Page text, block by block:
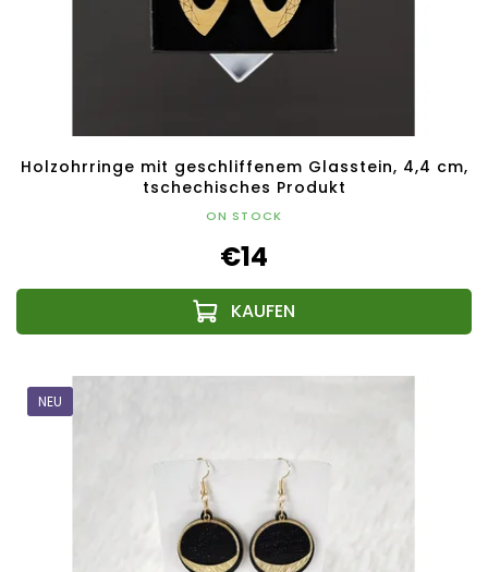
Holzohrringe mit geschliffenem Glasstein, 4,4 cm,
tschechisches Produkt
ON STOCK
€14
NEU